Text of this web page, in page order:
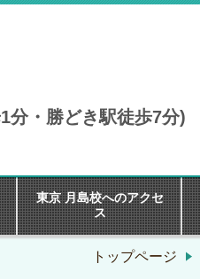
・勝どき駅徒歩7分)
東京 月島校へのアクセ
ス
トップページ